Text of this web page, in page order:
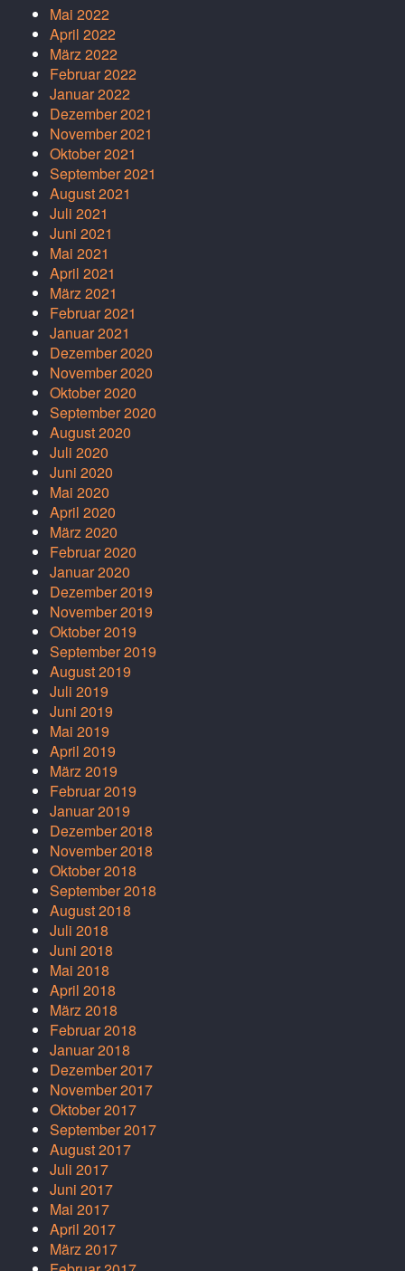
Mai 2022
April 2022
März 2022
Februar 2022
Januar 2022
Dezember 2021
November 2021
Oktober 2021
September 2021
August 2021
Juli 2021
Juni 2021
Mai 2021
April 2021
März 2021
Februar 2021
Januar 2021
Dezember 2020
November 2020
Oktober 2020
September 2020
August 2020
Juli 2020
Juni 2020
Mai 2020
April 2020
März 2020
Februar 2020
Januar 2020
Dezember 2019
November 2019
Oktober 2019
September 2019
August 2019
Juli 2019
Juni 2019
Mai 2019
April 2019
März 2019
Februar 2019
Januar 2019
Dezember 2018
November 2018
Oktober 2018
September 2018
August 2018
Juli 2018
Juni 2018
Mai 2018
April 2018
März 2018
Februar 2018
Januar 2018
Dezember 2017
November 2017
Oktober 2017
September 2017
August 2017
Juli 2017
Juni 2017
Mai 2017
April 2017
März 2017